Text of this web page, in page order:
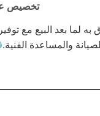
تخصيص
لما بعد البيع مع
والمساعدة الفنية.